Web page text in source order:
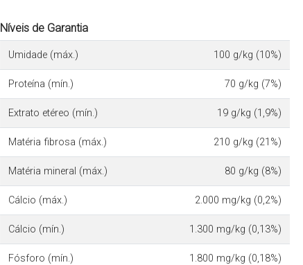
Níveis de Garantia
Umidade (máx.) 100 g/kg (10%)
Proteína (mín.) 70 g/kg (7%)
Extrato etéreo (mín.) 19 g/kg (1,9%)
Matéria fibrosa (máx.) 210 g/kg (21%)
Matéria mineral (máx.) 80 g/kg (8%)
Cálcio (máx.) 2.000 mg/kg (0,2%)
Cálcio (mín.) 1.300 mg/kg (0,13%)
Fósforo (mín.) 1.800 mg/kg (0,18%)